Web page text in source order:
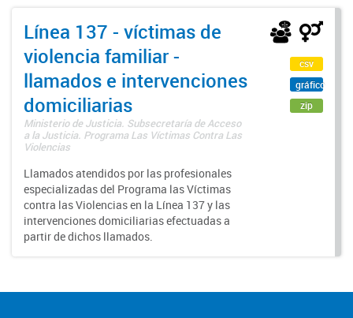
Línea 137 - víctimas de
violencia familiar -
llamados e intervenciones
domiciliarias
Ministerio de Justicia. Subsecretaría de Acceso
a la Justicia. Programa Las Víctimas Contra Las
Violencias
Llamados atendidos por las profesionales
especializadas del Programa las Víctimas
contra las Violencias en la Línea 137 y las
intervenciones domiciliarias efectuadas a
partir de dichos llamados.
csv
gráfico
zip